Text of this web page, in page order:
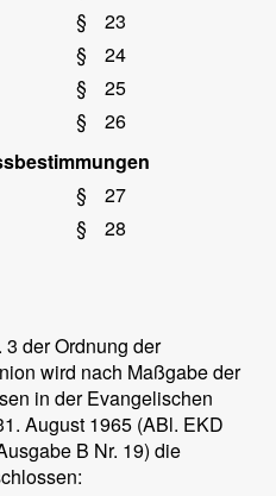
§
23
§
24
§
25
§
26
§
27
§ 28
der Ordnung der
wird nach Maßgabe der
in der Evangelischen
August 1965 (ABl. EKD
B Nr. 19) die